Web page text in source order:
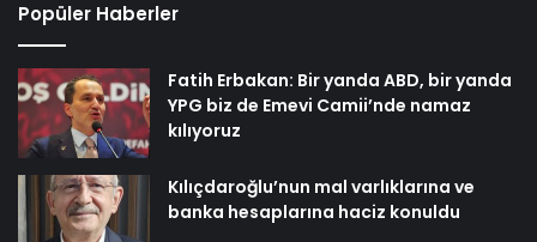
Popüler Haberler
Fatih Erbakan: Bir yanda ABD, bir yanda
YPG biz de Emevi Camii’nde namaz
kılıyoruz
Kılıçdaroğlu’nun mal varlıklarına ve
banka hesaplarına haciz konuldu